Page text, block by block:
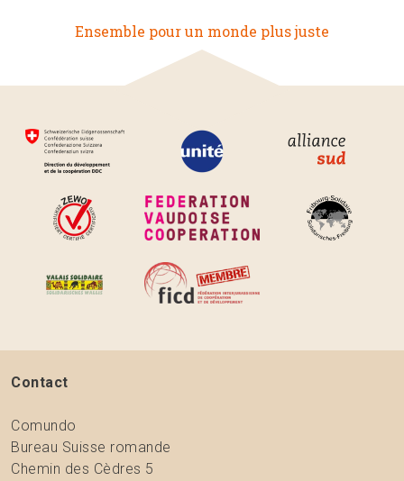
Ensemble pour un monde plus juste
Contact
Comundo
Bureau Suisse romande
Chemin des Cèdres 5